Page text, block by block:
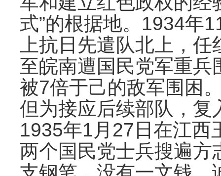
式”的根据地。1934年
上抗日先遣队北上，
至皖南遭国民党军重兵
被7倍于己的敌军围困
但为接应后续部队，复
1935年1月27日在江西
两个国民党士兵搜遍方